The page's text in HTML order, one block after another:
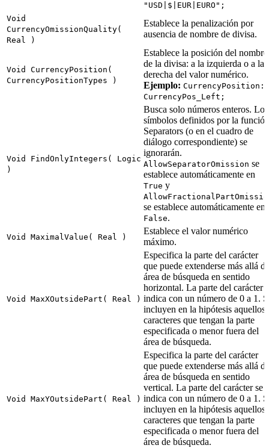
"USD|$|EUR|EURO";
Void
CurrencyOmissionQuality(
Real )
Establece la penalización por
ausencia de nombre de divisa.
Void CurrencyPosition(
CurrencyPositionTypes )
Establece la posición del nombre
de la divisa: a la izquierda o a la
derecha del valor numérico.
Ejemplo: CurrencyPosition:
CurrencyPos_Left;
Void FindOnlyIntegers( Logic
)
Busca solo números enteros. Los
símbolos definidos por la función
Separators (o en el cuadro de
diálogo correspondiente) se
ignorarán.
AllowSeparatorOmission se
establece automáticamente en
True y
se establece automáticamente en
False.
Void MaximalValue( Real )
Establece el valor numérico
máximo.
Void MaxXOutsidePart( Real )
Especifica la parte del carácter
que puede extenderse más allá
área de búsqueda en sentido
horizontal. La parte del carácter
indica con un número de 0 a 1.
incluyen en la hipótesis aquellos
caracteres que tengan la parte
especificada o menor fuera del
área de búsqueda.
Void MaxYOutsidePart( Real )
Especifica la parte del carácter
que puede extenderse más allá
área de búsqueda en sentido
vertical. La parte del carácter se
indica con un número de 0 a 1.
incluyen en la hipótesis aquellos
caracteres que tengan la parte
especificada o menor fuera del
área de búsqueda.